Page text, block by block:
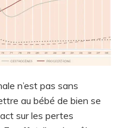
n’est pas sans
au bébé de bien se
sur les pertes